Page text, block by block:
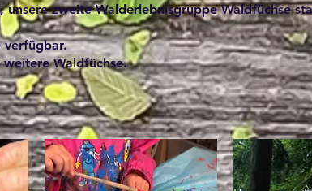
unsere zweite Walderlebnisgruppe Waldfüchse
verfügbar.
weitere Waldfüchse.